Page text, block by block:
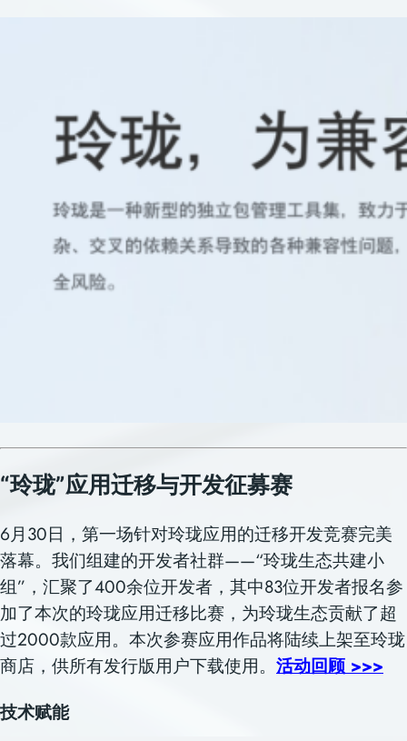
“玲珑”应用迁移与开发征募赛
6月30日，第一场针对玲珑应用的迁移开发竞赛完美
落幕。我们组建的开发者社群——“玲珑生态共建小
组”， 汇聚了400余位开发者，其中83位开发者报名参
加了本次的玲珑应用迁移比赛，为玲珑生态贡献了超
过2000款应用。 本次参赛应用作品将陆续上架至玲珑
商店，供所有发行版用户下载使用。 活动回顾 >>>
技术赋能